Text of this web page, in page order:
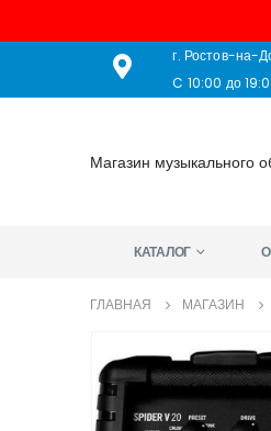
г. Ростов-на-
C 10:00 до
Магазин музыкального
КАТАЛОГ
ГЛАВНАЯ МАГАЗИН